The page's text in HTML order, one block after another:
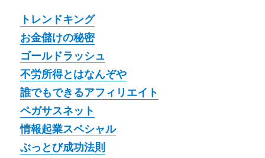
トレンドキング
お金儲けの秘密
ゴールドラッシュ
不労所得とはなんぞや
誰でもできるアフィリエイト
ペガサスネット
情報起業スペシャル
ぶっとび成功法則